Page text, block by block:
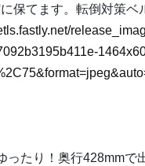
保てます。転倒対策
ったり！奥行428mmで